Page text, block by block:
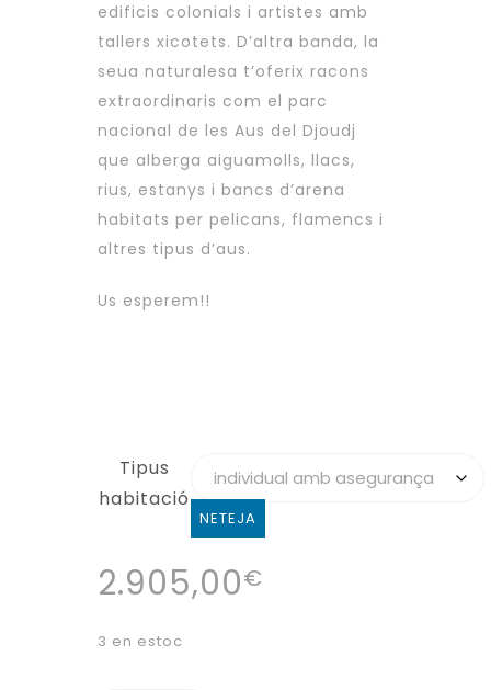
edificis colonials i artistes amb
tallers xicotets. D’altra banda, la
seua naturalesa t’oferix racons
extraordinaris com el parc
nacional de les Aus del Djoudj
que alberga aiguamolls, llacs,
rius, estanys i bancs d’arena
habitats per pelicans, flamencs i
altres tipus d’aus.
Us esperem!!
Tipus
habitació
NETEJA
2.905,00€
3 en estoc